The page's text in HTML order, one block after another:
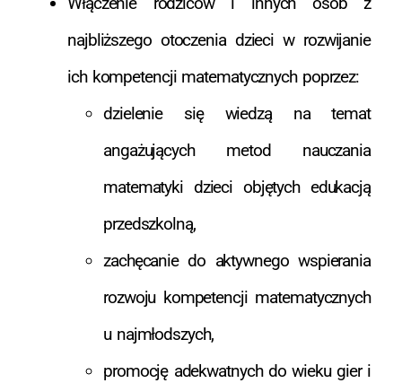
najbliższego otoczenia dzieci w rozwijanie
ich kompetencji matematycznych poprzez:
dzielenie się wiedzą na temat
angażujących metod nauczania
matematyki dzieci objętych edukacją
przedszkolną,
zachęcanie do aktywnego wspierania
rozwoju kompetencji matematycznych
u najmłodszych,
promocję adekwatnych do wieku gier i